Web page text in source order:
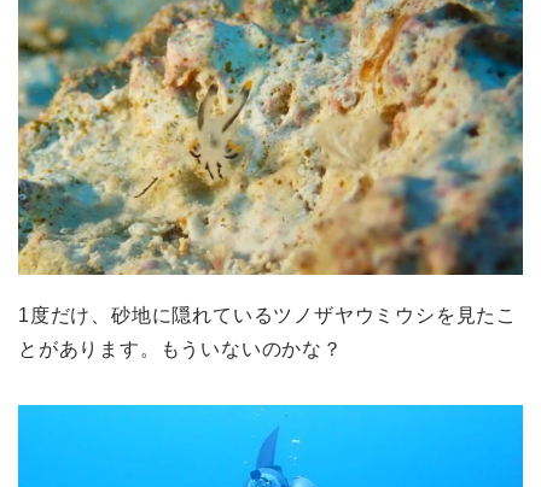
1度だけ、砂地に隠れているツノザヤウミウシを見たこ
とがあります。もういないのかな？